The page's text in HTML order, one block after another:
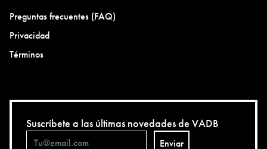
Preguntas frecuentes (FAQ)
Privacidad
Términos
Suscríbete a las últimas novedades de VADB
Enviar